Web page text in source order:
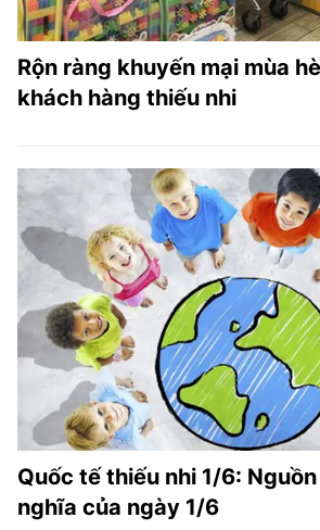
Rộn ràng khuyến mại mùa
khách hàng thiếu nhi
Quốc tế thiếu nhi 1/6:
nghĩa của ngày 1/6